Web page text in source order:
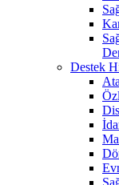
Destek